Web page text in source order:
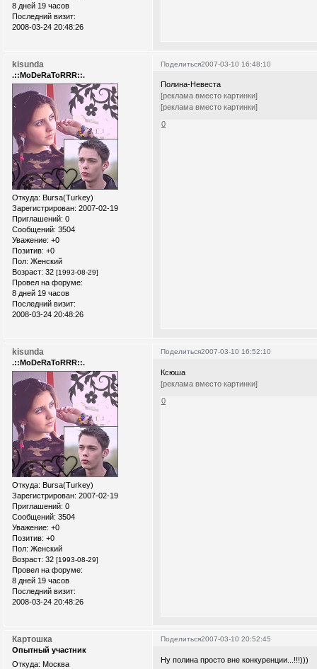
8 дней 19 часов
Последний визит:
2008-03-24 20:48:26
Поделиться2007-03-10 16:48:10
kisunda
.::MoDeRaToRRR::.
Откуда: Bursa(Turkey)
Зарегистрирован: 2007-02-19
Приглашений: 0
Сообщений: 3504
Уважение: +0
Позитив: +0
Пол: Женский
Возраст: 32 [1993-08-29]
Провел на форуме:
8 дней 19 часов
Последний визит:
2008-03-24 20:48:26
Полина-Невеста
[реклама вместо картинки]
[реклама вместо картинки]
0
Поделиться2007-03-10 16:52:10
kisunda
.::MoDeRaToRRR::.
Откуда: Bursa(Turkey)
Зарегистрирован: 2007-02-19
Приглашений: 0
Сообщений: 3504
Уважение: +0
Позитив: +0
Пол: Женский
Возраст: 32 [1993-08-29]
Провел на форуме:
8 дней 19 часов
Последний визит:
2008-03-24 20:48:26
Ксюша
[реклама вместо картинки]
0
Поделиться2007-03-10 20:52:45
Картошка
Опытный участник
Откуда: Москва
Ну полина просто вне конкуренции...!!!)))